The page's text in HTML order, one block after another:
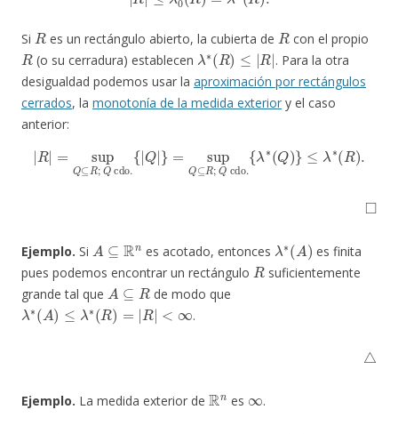
Si
R
es un rectángulo abierto, la cubierta de
R
con el propio
R
(o su cerradura) establecen
λ∗(R)≤|R|
. Para la otra
desigualdad podemos usar la aproximación por rectángulos
cerrados, la monotonía de la medida exterior y el caso
anterior:
| supQ R;Qcdo. Q|} supQ⊆R Q cdo.
{λ∗ ≤λ∗
◻
Ejemplo. Si
A n
es acotado, entonces
λ ∗ A)
es finita
pues podemos encontrar un rectángulo
R
suficientemente
grande tal que
A⊆R
de modo que
λ∗(A) ≤λ∗(R)=| R |<∞
.
△
Ejemplo. La medida exterior de
Rn
es .